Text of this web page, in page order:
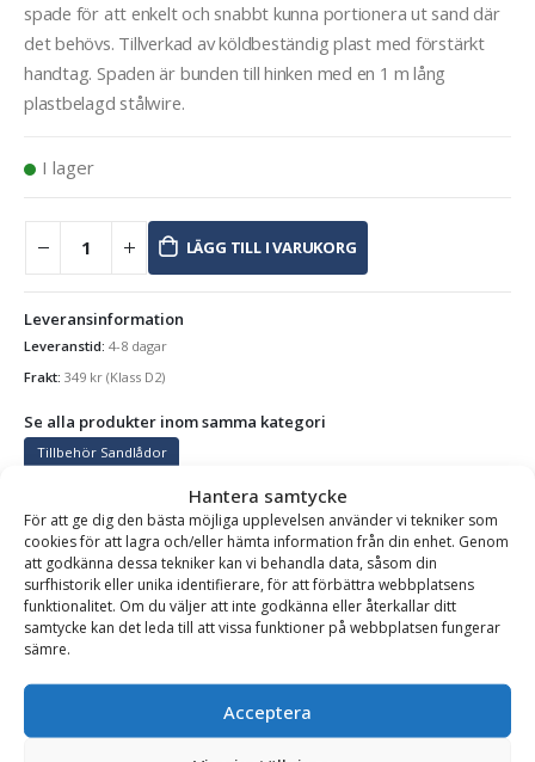
Hantera samtycke
För att ge dig den bästa möjliga upplevelsen använder vi tekniker som
cookies för att lagra och/eller hämta information från din enhet. Genom
att godkänna dessa tekniker kan vi behandla data, såsom din
surfhistorik eller unika identifierare, för att förbättra webbplatsens
funktionalitet. Om du väljer att inte godkänna eller återkallar ditt
samtycke kan det leda till att vissa funktioner på webbplatsen fungerar
sämre.
Acceptera
spade för att enkelt och snabbt kunna portionera ut sand där
det behövs. Tillverkad av köldbeständig plast med förstärkt
handtag. Spaden är bunden till hinken med en 1 m lång
plastbelagd stålwire.
I lager
LÄGG TILL I VARUKORG
Leveransinformation
Leveranstid: 4-8 dagar
Frakt: 349 kr (Klass D2)
Se alla produkter inom samma kategori
Tillbehör Sandlådor
BESKRIVNING
Sandhink med spade
spade för att enkelt och snabbt kunna portionera ut sand där
det behövs. Tillverkad av köldbeständig plast med förstärkt